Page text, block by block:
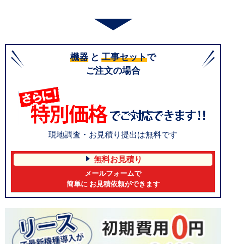
機器 と 工事セットで
ご注文の場合
現地調査・お見積り提出は無料です
無料お見積り
メールフォームで
簡単に お見積依頼ができます